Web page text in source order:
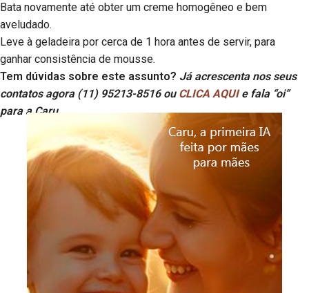
Bata novamente até obter um creme homogêneo e bem
aveludado.
Leve à geladeira por cerca de 1 hora antes de servir, para
ganhar consistência de mousse.
Tem dúvidas sobre este assunto? Já acrescenta nos seus
contatos agora (11) 95213-8516 ou CLICA AQUIe fala “oi”
para a Caru